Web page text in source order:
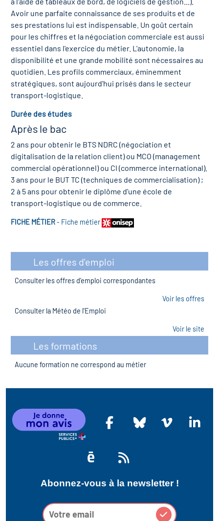
de l'Industrie
emploi-formation
des secteurs(en
Avoir une parfaite connaissance de ses produits et de
ses prestations lui est indispensable. Un goût certain
pour les chiffres et la négociation commerciale est aussi
essentiel dans l'exercice du métier. L'autonomie, la
disponibilité et une grande mobilité sont nécessaires au
quotidien. Les profils commerciaux, éminemment
stratégiques, sont aujourd'hui prisés dans le secteur
transport-logistique.
Durée des études
Après le bac
2 ans pour obtenir le BTS NDRC (négociation et
digitalisation de la relation client) ou MCO (management
commercial opérationnel) ou CI (commerce international).
3 ans pour le BUT TC (techniques de commercialisation) ;
2 à 5 ans pour obtenir le diplôme d'une école de
transport-logistique ou de commerce.
FICHE MÉTIER- Fiche métier
Les offres d'emploi
Consulter les offres d'emploi correspondantes
Voir les offres
Consulter la Météo de l'Emploi
Voir le site
Les formations
Aucune formation ne correspond au métier
Abonnez-vous à la newsletter !